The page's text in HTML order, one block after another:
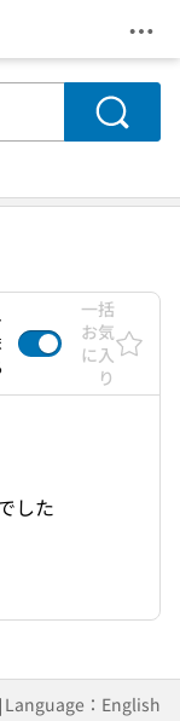
メ
検索
一括
お気
に入
り
した
Language：English